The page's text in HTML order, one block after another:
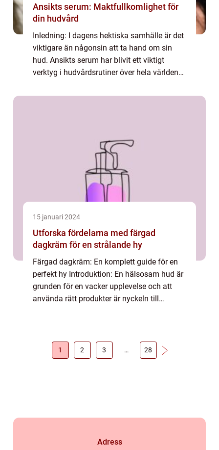
Ansikts serum: Maktfullkomlighet för
din hudvård
Inledning: I dagens hektiska samhälle är det
viktigare än någonsin att ta hand om sin
hud. Ansikts serum har blivit ett viktigt
verktyg i hudvårdsrutiner över hela världen
dryckesentusiaster som vill ha en v...
15 januari 2024
Utforska fördelarna med färgad
dagkräm för en strålande hy
Färgad dagkräm: En komplett guide för en
perfekt hy Introduktion: En hälsosam hud är
grunden för en vacker upplevelse och att
använda rätt produkter är nyckeln till
1 2 3 … 28
Adress